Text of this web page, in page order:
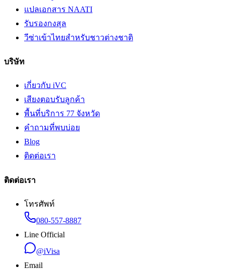
แปลเอกสาร NAATI
รับรองกงสุล
วีซ่าเข้าไทยสำหรับชาวต่างชาติ
บริษัท
เกี่ยวกับ iVC
เสียงตอบรับลูกค้า
พื้นที่บริการ 77 จังหวัด
คำถามที่พบบ่อย
Blog
ติดต่อเรา
ติดต่อเรา
โทรศัพท์
080-557-8887
Line Official
@iVisa
Email